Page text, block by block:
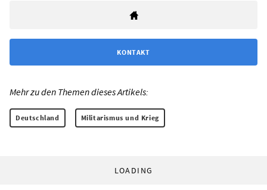
KONTAKT
Mehr zu den Themen dieses Artikels:
Deutschland Militarismus und Krieg
LOADING